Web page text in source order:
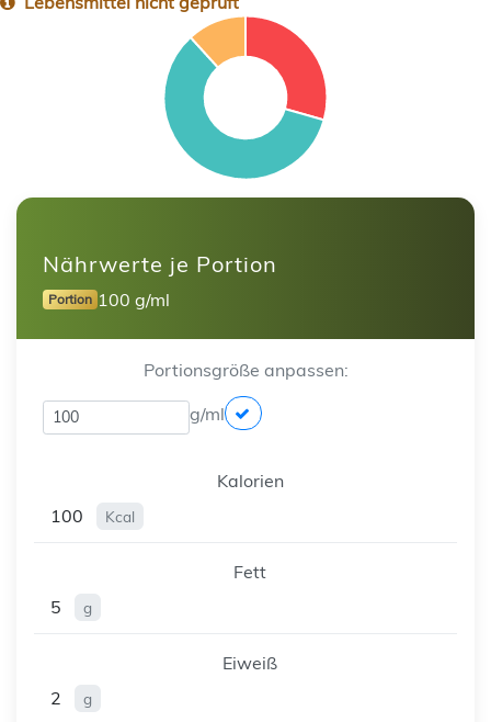
Nährwerte je Portion
Portion 100 g/ml
Portionsgröße anpassen:
g/ml
Kalorien
100
Kcal
Fett
5
g
Eiweiß
2
g